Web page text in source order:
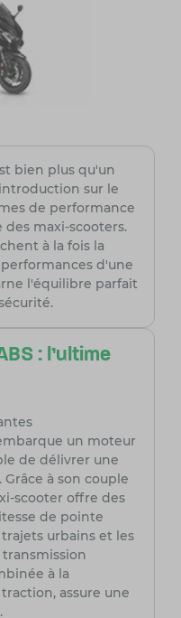
bien plus qu'un
sur le
de performance
maxi-scooters.
à la fois la
d'une
l'équilibre parfait
: l'ultime
un moteur
de délivrer une
à son couple
scooter offre des
de pointe
urbains et les
transmission
à la
assure une